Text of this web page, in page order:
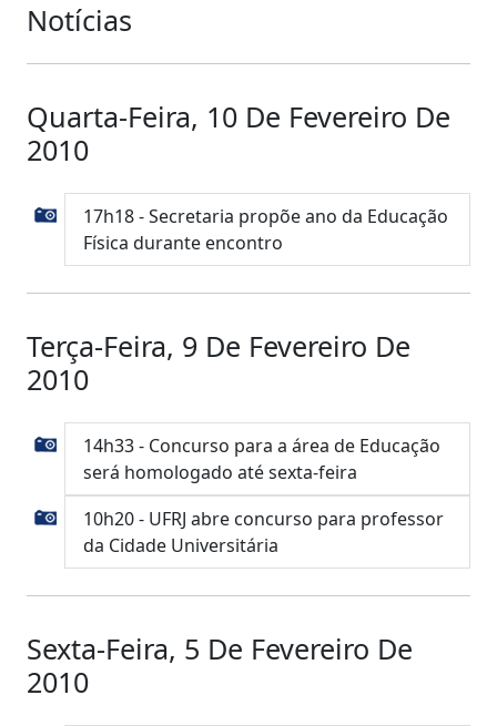
Notícias
Quarta-Feira, 10 De Fevereiro De
2010
17h18 - Secretaria propõe ano da Educação
Física durante encontro
Terça-Feira, 9 De Fevereiro De
2010
14h33 - Concurso para a área de Educação
será homologado até sexta-feira
10h20 - UFRJ abre concurso para professor
da Cidade Universitária
Sexta-Feira, 5 De Fevereiro De
2010